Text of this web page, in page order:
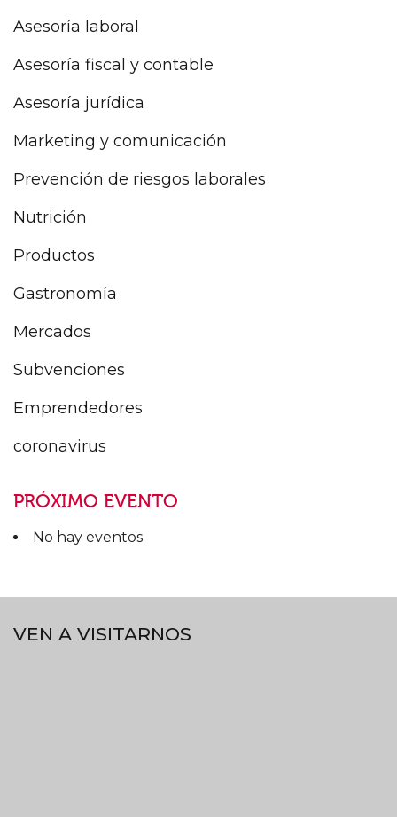
Asesoría laboral
Asesoría fiscal y contable
Asesoría jurídica
Marketing y comunicación
Prevención de riesgos laborales
Nutrición
Productos
Gastronomía
Mercados
Subvenciones
Emprendedores
coronavirus
PRÓXIMO EVENTO
No hay eventos
VEN A VISITARNOS